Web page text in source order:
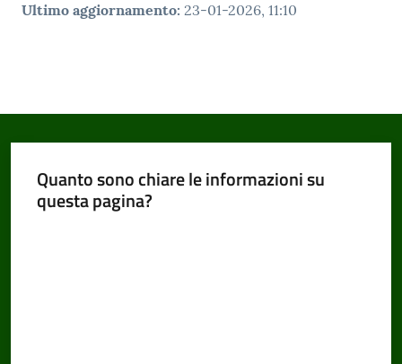
Ultimo aggiornamento: 23-01-2026, 11:10
Quanto sono chiare le informazioni su
questa pagina?